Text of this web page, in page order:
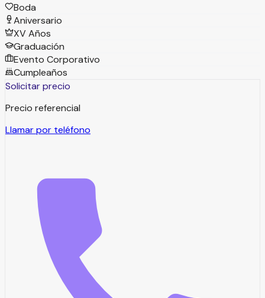
Boda
Aniversario
XV Años
Graduación
Evento Corporativo
Cumpleaños
Solicitar precio
Precio referencial
Llamar por teléfono